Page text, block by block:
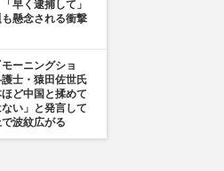
早く逮捕して」
も懸念される衝撃
ーニングショ
士・猿田佐世氏
ど中国と揉めて
い」と発言して
波紋広がる